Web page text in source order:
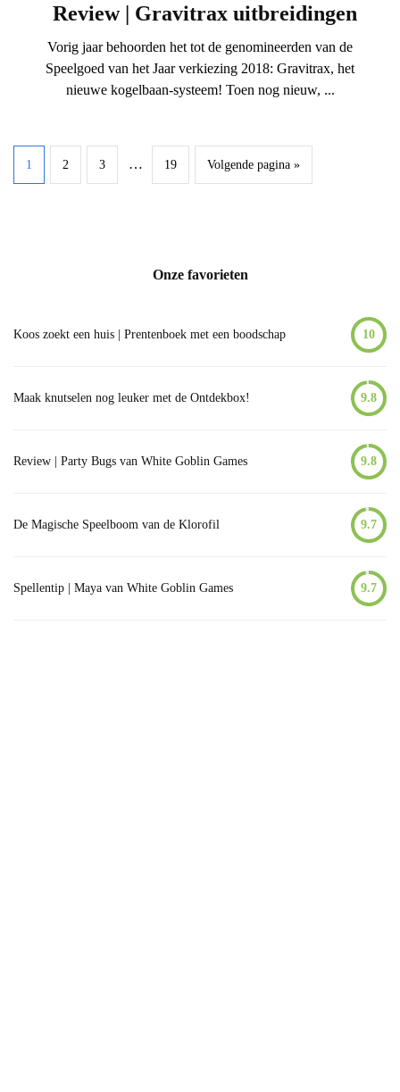
Review | Gravitrax uitbreidingen
Vorig jaar behoorden het tot de genomineerden van de
Speelgoed van het Jaar verkiezing 2018: Gravitrax, het
nieuwe kogelbaan-systeem! Toen nog nieuw, ...
1 2 3 … 19 Volgende pagina »
Onze favorieten
Koos zoekt een huis | Prentenboek met een boodschap 10
Maak knutselen nog leuker met de Ontdekbox! 9.8
Review | Party Bugs van White Goblin Games 9.8
De Magische Speelboom van de Klorofil 9.7
Spellentip | Maya van White Goblin Games 9.7